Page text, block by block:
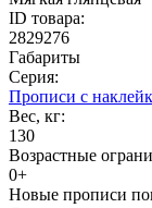
ID товара:
2829276
Габариты
Серия:
Прописи с
Вес, кг:
130
Возрастные
0+
Новые прописи